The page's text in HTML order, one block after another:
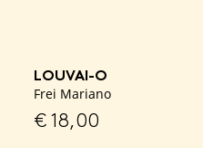
LOUVAI-O
Frei Mariano
€18,00